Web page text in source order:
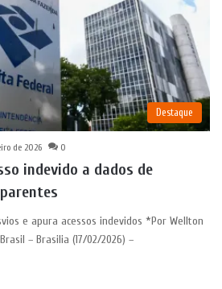
Destaque
de 2026 0
indevido a dados de
e apura acessos indevidos *Por Wellton
– Brasilia (17/02/2026) –